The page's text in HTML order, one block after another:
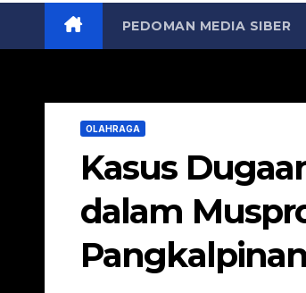
PEDOMAN MEDIA SIBER
OLAHRAGA
Kasus
dalam